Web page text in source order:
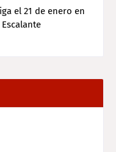
el 21 de enero en